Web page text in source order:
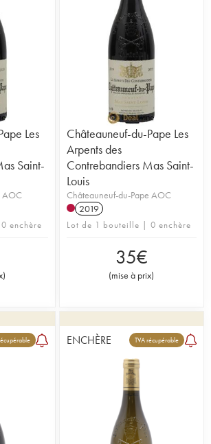
Les
Saint-
AOC
enchère
)
Châteauneuf-du-Pape Les
Arpents des
Contrebandiers Mas Saint-
Louis
Châteauneuf-du-Pape AOC
2019
Lot de 1 bouteille | 0 enchère
35€
(mise à prix)
ENCHÈRE TVA récupérable